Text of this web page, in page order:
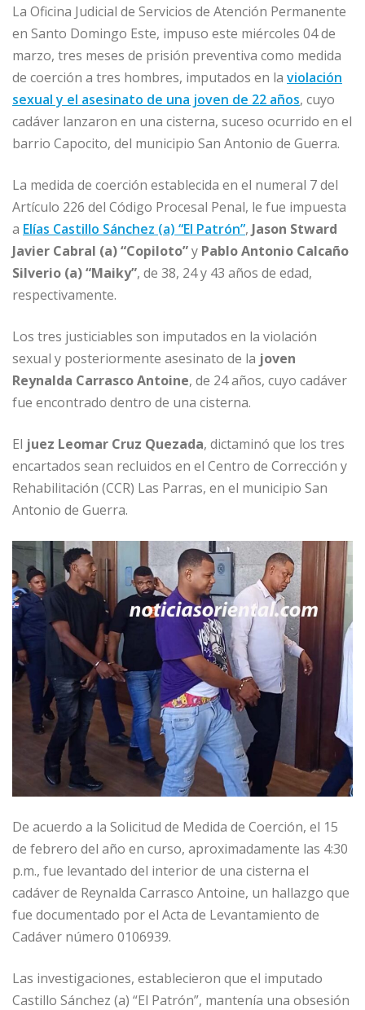
e
b
o
o
k
l e
dI
n
s
A
p
p
e
n
g
e
r
p
ar
ti
r
La Oficina Judicial de Servicios de Atención Permanente
en Santo Domingo Este, impuso este miércoles 04 de
marzo, tres meses de prisión preventiva como medida
de coerción a tres hombres, imputados en la violación
sexual y el asesinato de una joven de 22 años, cuyo
cadáver lanzaron en una cisterna, suceso ocurrido en el
barrio Capocito, del municipio San Antonio de Guerra.
La medida de coerción establecida en el numeral 7 del
Artículo 226 del Código Procesal Penal, le fue impuesta
a Elías Castillo Sánchez (a) “El Patrón”, Jason Stward
Javier Cabral (a) “Copiloto”y Pablo Antonio Calcaño
Silverio (a) “Maiky”, de 38, 24 y 43 años de edad,
respectivamente.
Los tres justiciables son imputados en la violación
sexual y posteriormente asesinato de la joven
Reynalda Carrasco Antoine, de 24 años, cuyo cadáver
fue encontrado dentro de una cisterna.
El juez Leomar Cruz Quezada, dictaminó que los tres
encartados sean recluidos en el Centro de Corrección y
Rehabilitación (CCR) Las Parras, en el municipio San
Antonio de Guerra.
De acuerdo a la Solicitud de Medida de Coerción, el 15
de febrero del año en curso, aproximadamente las 4:30
p.m., fue levantado del interior de una cisterna el
cadáver de Reynalda Carrasco Antoine, un hallazgo que
fue documentado por el Acta de Levantamiento de
Cadáver número 0106939.
Las investigaciones, establecieron que el imputado
Castillo Sánchez (a) “El Patrón”, mantenía una obsesión